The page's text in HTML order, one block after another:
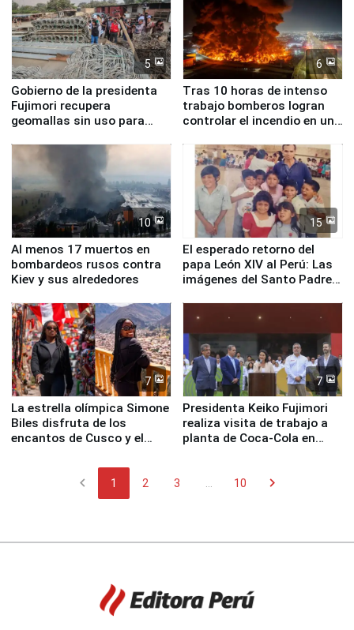
5
Gobierno de la presidenta
Fujimori recupera
geomallas sin uso para
Fenómeno El Niño
6
Tras 10 horas de intenso
trabajo bomberos logran
controlar el incendio en una
de Chile
10
Al menos 17 muertos en
bombardeos rusos contra
Kiev y sus alrededores
15
El esperado retorno del
papa León XIV al Perú: Las
imágenes del Santo Padre
7
La estrella olímpica Simone
Biles disfruta de los
encantos de Cusco y el
7
Presidenta Keiko Fujimori
realiza visita de trabajo a
planta de Coca-Cola en
chevron_left 1 2 3 10 chevron_right